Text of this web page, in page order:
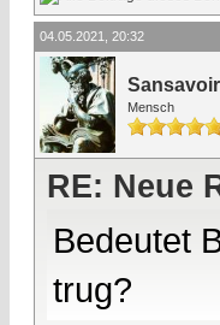
04.05.2021, 20:32
Sansavoir
Mensch
RE: Neue
Bedeutet
trug?